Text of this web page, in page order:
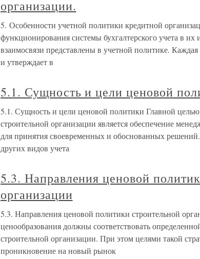
организации.
5. Особенности учетной политики кредитной
функционирования системы бухгалтерского учета в
взаимосвязи представлены в учетной политике. Каждая
и утверждает в
5.1. Сущность и цели ценовой
5.1. Сущность и цели ценовой политики Главной целью
строительной организации является обеспечение
для принятия своевременных и обоснованных
других видов учета
5.3. Направления ценовой
организации
5.3. Направления ценовой политики строительной
ценообразования должны соответствовать
строительной организации. При этом целями такой
проникновение на новый рынок